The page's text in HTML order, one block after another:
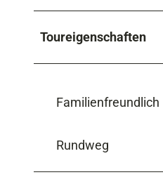
Toureigenschaften
Familienfreundlich
Rundweg